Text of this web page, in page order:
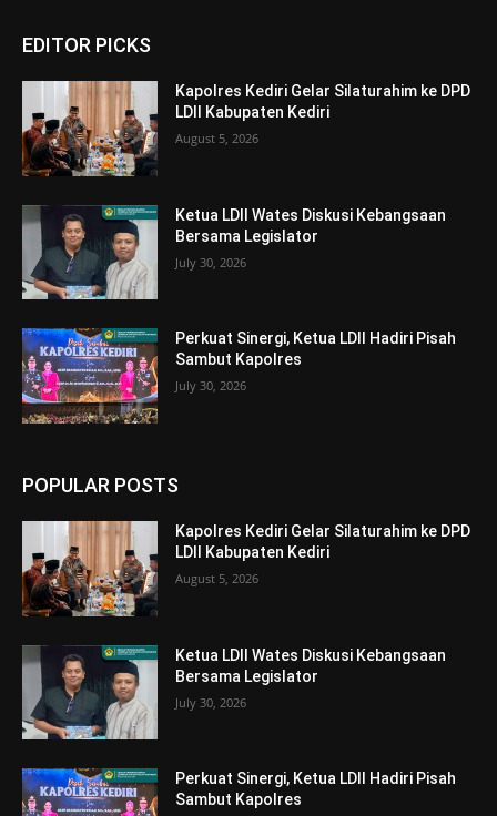
EDITOR PICKS
Kapolres Kediri Gelar Silaturahim ke DPD
LDII Kabupaten Kediri
August 5, 2026
Ketua LDII Wates Diskusi Kebangsaan
Bersama Legislator
July 30, 2026
Perkuat Sinergi, Ketua LDII Hadiri Pisah
Sambut Kapolres
July 30, 2026
POPULAR POSTS
Kapolres Kediri Gelar Silaturahim ke DPD
LDII Kabupaten Kediri
August 5, 2026
Ketua LDII Wates Diskusi Kebangsaan
Bersama Legislator
July 30, 2026
Perkuat Sinergi, Ketua LDII Hadiri Pisah
Sambut Kapolres